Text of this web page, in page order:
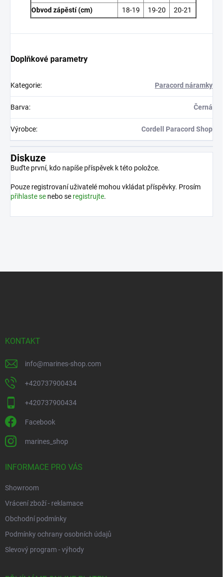
Obvod zápěstí (cm)
18-19 19-20 20-21
Doplňkové parametry
Kategorie: Paracord náramky
Barva: Černá
Výrobce: Cordell Paracord Shop
Diskuze
Buďte první, kdo napíše příspěvek k této položce.
Pouze registrovaní uživatelé mohou vkládat příspěvky. Prosím
přihlaste se nebo se registrujte.
KONTAKT
info@marines-shop.com
+420737900434
+420737900434
Facebook
marines_shop
INFORMACE PRO VÁS
Showroom
Vrácení zboží - reklamace
Obchodní podmínky
Podmínky ochrany osobních údajů
Slevový program - výhody